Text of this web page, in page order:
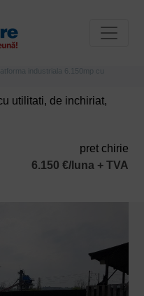
industriala 6.150mp cu
utilitati, de inchiriat,
pret chirie
6.150 €/luna + TVA